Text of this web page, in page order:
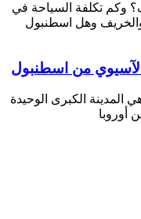
وكم تكلفة السياحة في
وهل اسطنبول
من اسطنبول
الكبرى الوحيدة
أوروبا